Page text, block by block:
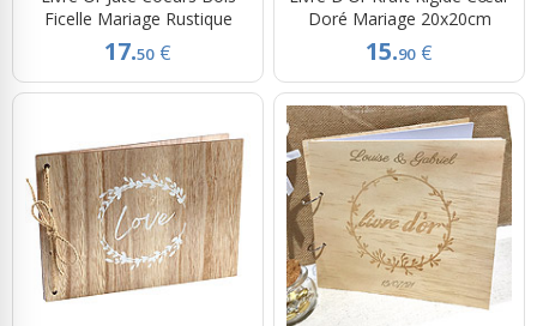
Ficelle Mariage Rustique
17.50 €
Doré Mariage 20x20cm
15.90 €